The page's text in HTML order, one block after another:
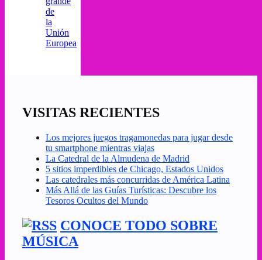
de
la
Unión
Europea
VISITAS RECIENTES
Los mejores juegos tragamonedas para jugar desde
tu smartphone mientras viajas
La Catedral de la Almudena de Madrid
5 sitios imperdibles de Chicago, Estados Unidos
Las catedrales más concurridas de América Latina
Más Allá de las Guías Turísticas: Descubre los
Tesoros Ocultos del Mundo
CONOCE TODO SOBRE
MÚSICA